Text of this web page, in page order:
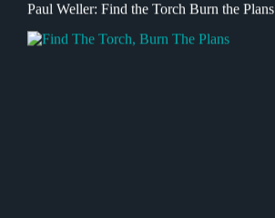
Paul Weller: Find the Torch Burn the Plans